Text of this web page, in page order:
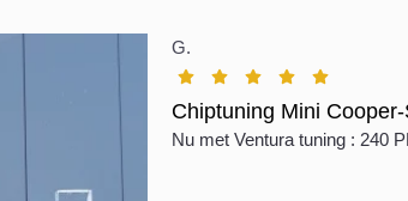
G.
Chiptuning Mini
Nu met Ventura tuning : 240